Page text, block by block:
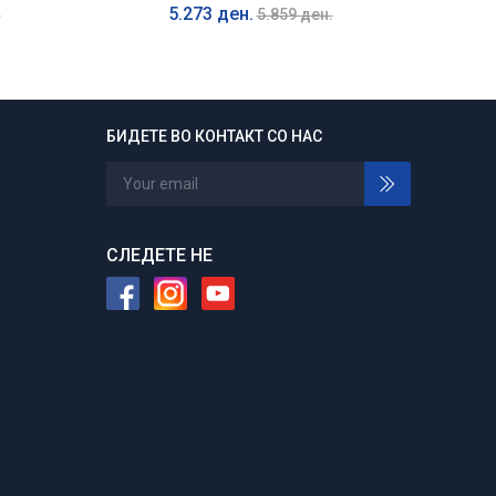
5.273 ден. 5.859 ден.
24/7 отворени
БИДЕТЕ ВО КОНТАКТ СО НАС
СЛЕДЕТЕ НЕ